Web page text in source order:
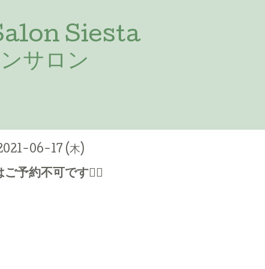
Siesta
サロン
06-17 (木)
ご予約不可です🙇‍♀️